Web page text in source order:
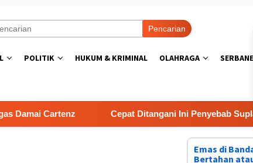
Pencarian
POLITIK HUKUM & KRIMINAL OLAHRAGA
Cepat Ditangani Ini Penyebab Suplai Air
Emas di
Bertahan